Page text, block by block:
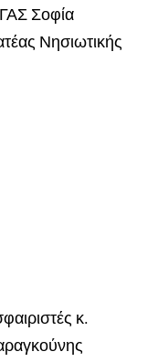
Σοφία
Νησιωτικής
κ.